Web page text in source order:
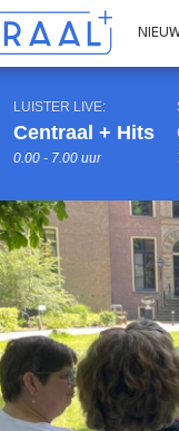
LUISTER LIVE:
Centraal + Hits
0.00 - 7.00 uur